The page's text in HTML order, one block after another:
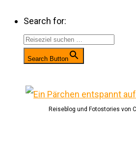
Search for:
Search Button
Reiseblog und Fotostories von